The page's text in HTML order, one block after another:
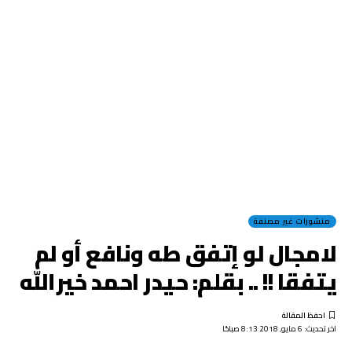
منشورات غير مصنفة
لامجال لو إتفق طه ونافع أو لم
يتفقا !! .. بقلم: حيدر احمد خيرالله
اخر تحديث: 6 مايو, 2018 8:13 صباحًا